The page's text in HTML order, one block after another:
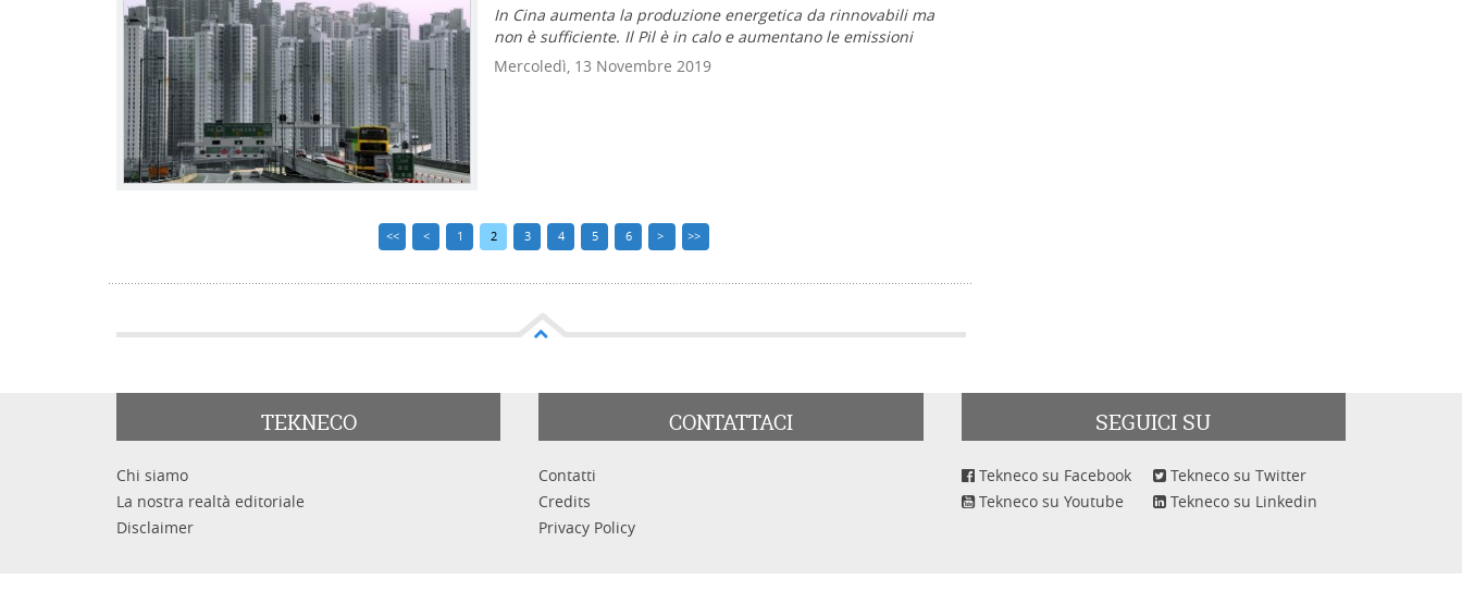
In Cina aumenta la produzione energetica da rinnovabili ma
non è sufficiente. Il Pil è in calo e aumentano le emissioni
Mercoledì, 13 Novembre 2019
<< < 1 2 3 4 5 6 > >>
TEKNECO
Chi siamo
La nostra realtà editoriale
Disclaimer
CONTATTACI
Contatti
Credits
Privacy Policy
SEGUICI SU
Tekneco su Facebook
Tekneco su Twitter
Tekneco su Youtube
Tekneco su Linkedin